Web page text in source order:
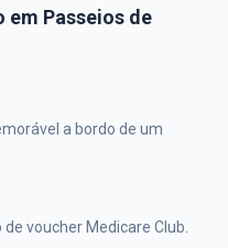
em Passeios de
a bordo de um
voucher Medicare Club.